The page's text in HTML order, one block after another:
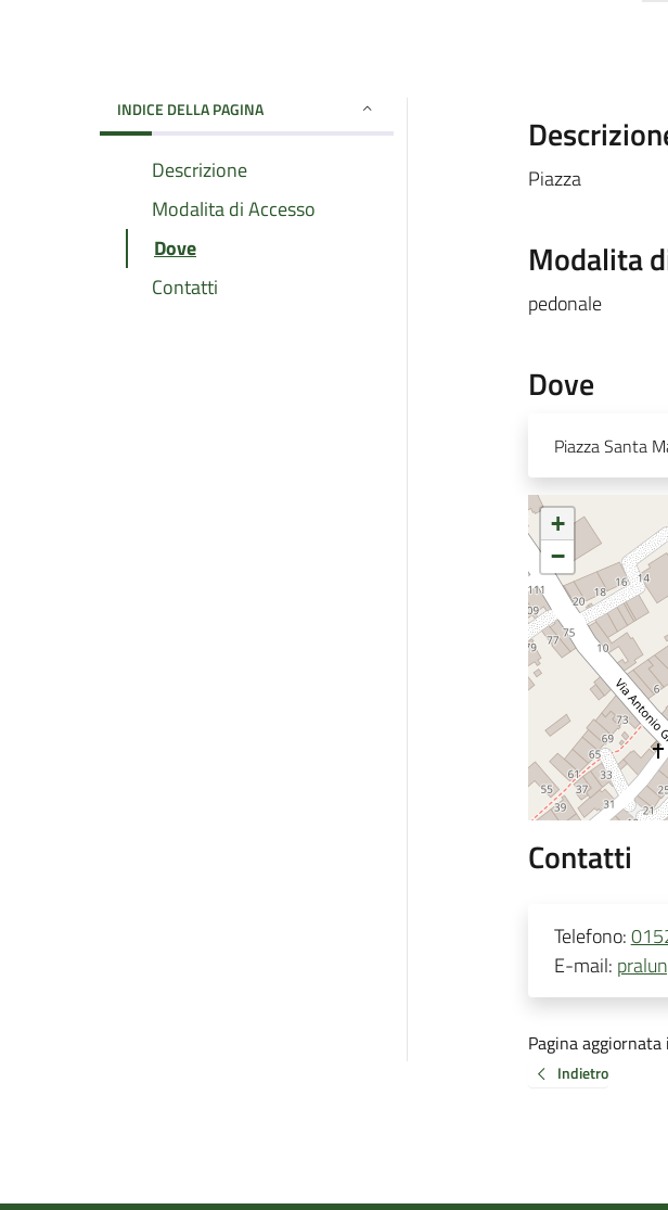
INDICE DELLA PAGINA
Descrizione
Modalita di Accesso
Dove
Contatti
Piazza
Modalita
pedonale
Dove
Piazza Santa
+
−
Contatti
Telefono:
E-mail:
Pagina
Indietro